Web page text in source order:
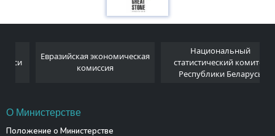
Евразийская экономическая
комиссия
Национальный
статистический комитет
Республики Беларусь
О Министерстве
Положение о Министерстве